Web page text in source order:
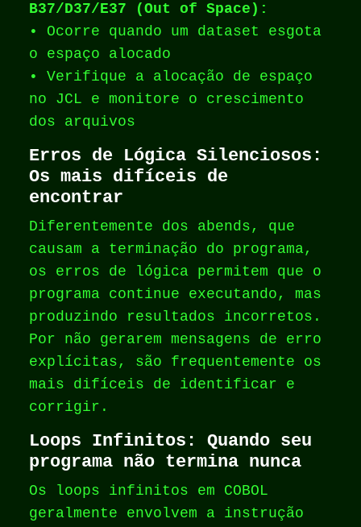
B37/D37/E37 (Out of Space):
• Ocorre quando um dataset esgota
o espaço alocado
• Verifique a alocação de espaço
no JCL e monitore o crescimento
dos arquivos
Erros de Lógica Silenciosos:
Os mais difíceis de
encontrar
Diferentemente dos abends, que
causam a terminação do programa,
os erros de lógica permitem que o
programa continue executando, mas
produzindo resultados incorretos.
Por não gerarem mensagens de erro
explícitas, são frequentemente os
mais difíceis de identificar e
corrigir.
Loops Infinitos: Quando seu
programa não termina nunca
Os loops infinitos em COBOL
geralmente envolvem a instrução